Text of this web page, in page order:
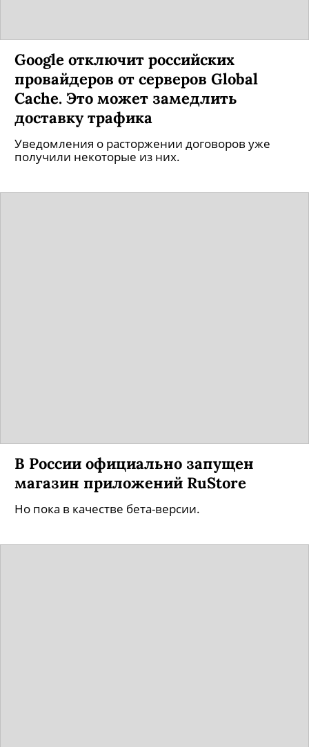
Google отключит российских
провайдеров от серверов Global
Cache. Это может замедлить
доставку трафика
Уведомления о расторжении договоров уже
получили некоторые из них.
В России официально запущен
магазин приложений RuStore
Но пока в качестве бета-версии.